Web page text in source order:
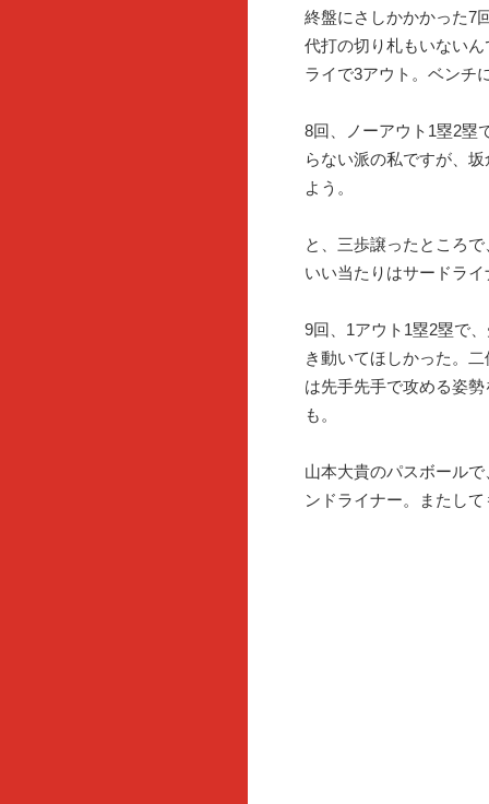
終盤にさしかかかった7
代打の切り札もいない
ライで3アウト。ベンチ
8回、ノーアウト1塁2塁
らない派の私ですが、
よう。
と、三歩譲ったところ
いい当たりはサードラ
9回、1アウト1塁2塁で
き動いてほしかった。
は先手先手で攻める姿
も。
山本大貴のパスボール
ンドライナー。またして